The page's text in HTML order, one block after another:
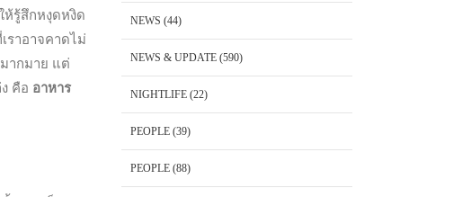
ห้รู้สึกหงุดหงิด
ราอาจคาดไม่
ากมาย แต่
คือ อาหาร
NEWS (44)
NEWS & UPDATE(590)
NIGHTLIFE(22)
PEOPLE(39)
PEOPLE(88)